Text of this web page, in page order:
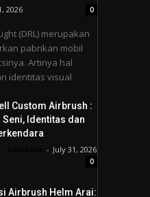
2026 0
(DRL) merupakan
pabrikan mobil
Artinya hal
identitas visual
Custom Airbrush :
Seni, Identitas dan
- July 31, 2026
0
Airbrush Helm Arai: